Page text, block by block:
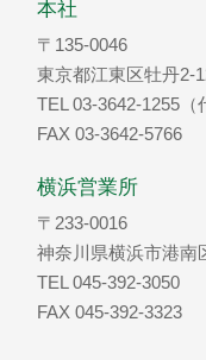
本社
〒135-0046
東京都江東区牡丹2-
TEL 03-3642-1255（
FAX 03-3642-5766
横浜営業所
〒233-0016
神奈川県横浜市港南
TEL 045-392-3050
FAX 045-392-3323